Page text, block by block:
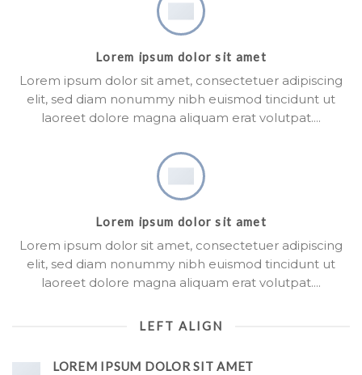
Lorem ipsum dolor sit amet
Lorem ipsum dolor sit amet, consectetuer adipiscing
elit, sed diam nonummy nibh euismod tincidunt ut
laoreet dolore magna aliquam erat volutpat….
Lorem ipsum dolor sit amet
Lorem ipsum dolor sit amet, consectetuer adipiscing
elit, sed diam nonummy nibh euismod tincidunt ut
laoreet dolore magna aliquam erat volutpat….
LEFT ALIGN
LOREM IPSUM DOLOR SIT AMET